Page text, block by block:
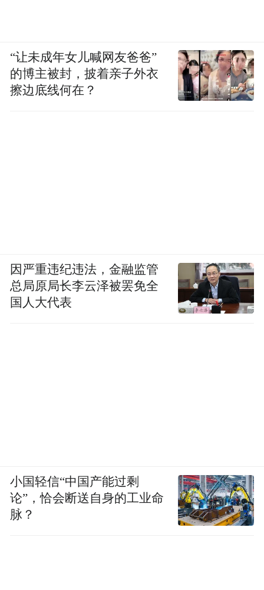
“让未成年女儿喊网友爸爸”
的博主被封，披着亲子外衣
擦边底线何在？
因严重违纪违法，金融监管
总局原局长李云泽被罢免全
国人大代表
小国轻信“中国产能过剩
论”，恰会断送自身的工业命
脉？